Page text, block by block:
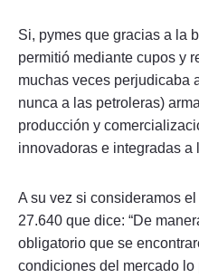
Si, pymes que gracias a la
permitió mediante cupos y
muchas veces perjudicaba
nunca a las petroleras)
producción y
innovadoras e integradas a
A su vez si consideramos
27.640 que dice: “De
obligatorio que se
condiciones del mercado